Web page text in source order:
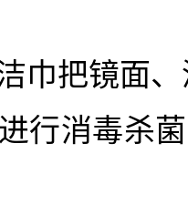
巾把镜面
行消毒杀